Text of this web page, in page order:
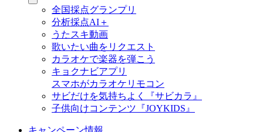
全国採点グランプリ
分析採点AI＋
うたスキ動画
歌いたい曲をリクエスト
カラオケで楽器を弾こう
キョクナビアプリ
スマホがカラオケリモコン
サビだけを気持ちよく『サビカラ』
子供向けコンテンツ『JOYKIDS』
キャンペーン情報